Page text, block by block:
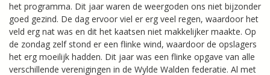
het programma. Dit jaar waren de weergoden ons niet bijzonder
goed gezind. De dag ervoor viel er erg veel regen, waardoor het
veld erg nat was en dit het kaatsen niet makkelijker maakte. Op
de zondag zelf stond er een flinke wind, waardoor de opslagers
het erg moeilijk hadden. Dit jaar was een flinke opgave van alle
verschillende verenigingen in de Wylde Walden federatie. Al met